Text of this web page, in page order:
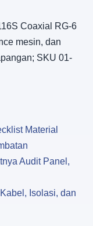
Coaxial RG-6
mesin, dan
SKU 01-
Material
Audit Panel,
Isolasi, dan